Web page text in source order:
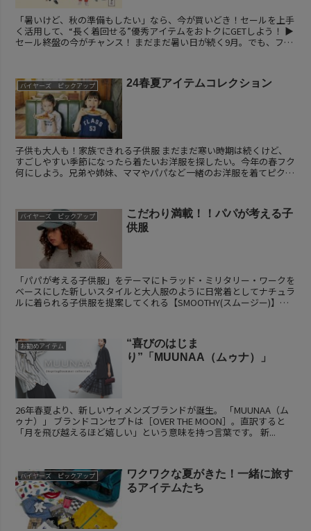
「暑いけど、秋の準備もしたい」なら、今が買いどき！セールを上手
く活用して、“長く着回せる”優秀アイテムをおトクにGETしよう！ ▶
セール終盤の今がチャンス！ まだまだ暑い日が続く9月。でも、ファ
バイヤーズ ピックアップ 24春夏アイテムコレクション
子供も大人も！家族できれる子供服 まだまだ寒い時期は続くけど、
すごしやすい季節になったら着たいお洋服を探したい。今年の春フク
何にしよう。兄弟や姉妹、ママやパパなど一緒のお洋服を着てピクニ
バイヤーズ ピックアップ
こだわり満載！！パパが考える子
供服
「パパが考える子供服」をテーマにトラッド・ミリタリー・ワークを
ベースにした新しいスタイルと大人服のように日常着としてナチュラ
ルに着られる子供服を提案してくれる【SMOOTHY(スムージー)】
お勧めアイテム
“喜びのはじま
り”「MUUNAA（ムゥナ）」
26年春夏より、新しいウィメンズブランドが誕生。 「MUUNAA（ム
ゥナ）」 ブランドコンセプトは［OVER THE MOON］。直訳すると
「月を飛び越えるほど嬉しい」という意味を持つ言葉です。 新...
バイヤーズ ピックアップ
ワクワクな夏がきた！一緒に旅す
るアイテムたち